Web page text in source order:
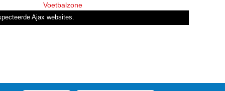
Voetbalzone
Ajax websites.